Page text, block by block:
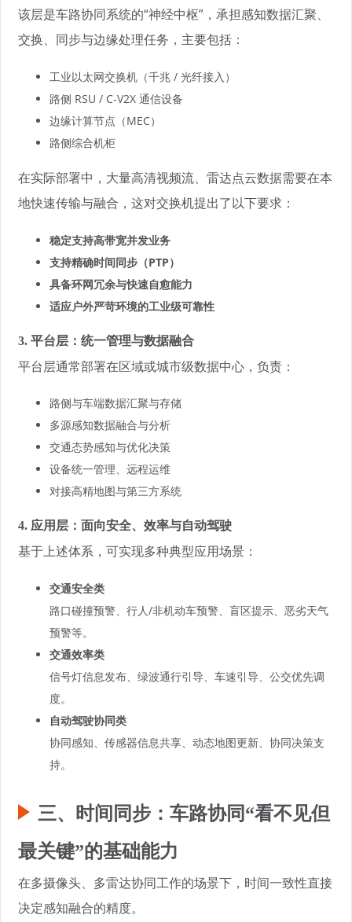
该层是车路协同系统的“神经中枢”，承担感知数据汇聚、
交换、同步与边缘处理任务，主要包括：
工业以太网交换机（千兆 / 光纤接入）
路侧 RSU / C-V2X 通信设备
边缘计算节点（MEC）
路侧综合机柜
在实际部署中，大量高清视频流、雷达点云数据需要在本
地快速传输与融合，这对交换机提出了以下要求：
稳定支持高带宽并发业务
支持精确时间同步（PTP）
具备环网冗余与快速自愈能力
适应户外严苛环境的工业级可靠性
3. 平台层：统一管理与数据融合
平台层通常部署在区域或城市级数据中心，负责：
路侧与车端数据汇聚与存储
多源感知数据融合与分析
交通态势感知与优化决策
设备统一管理、远程运维
对接高精地图与第三方系统
4. 应用层：面向安全、效率与自动驾驶
基于上述体系，可实现多种典型应用场景：
交通安全类
路口碰撞预警、行人/非机动车预警、盲区提示、恶劣天气
预警等。
交通效率类
信号灯信息发布、绿波通行引导、车速引导、公交优先调
度。
自动驾驶协同类
协同感知、传感器信息共享、动态地图更新、协同决策支
持。
三、时间同步：车路协同“看不见但
最关键”的基础能力
在多摄像头、多雷达协同工作的场景下，时间一致性直接
决定感知融合的精度。